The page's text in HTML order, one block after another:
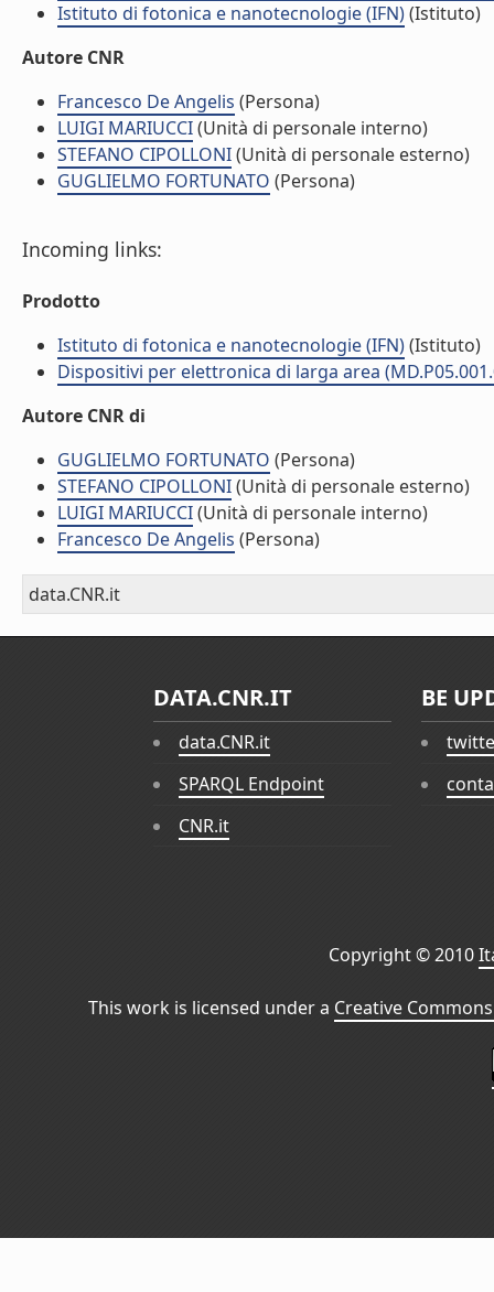
Istituto di fotonica e nanotecnologie (IFN)(Istituto)
Autore CNR
Francesco De Angelis (Persona)
LUIGI MARIUCCI(Unità di personale interno)
STEFANO CIPOLLONI(Unità di personale esterno)
GUGLIELMO FORTUNATO (Persona)
Incoming links:
Prodotto
Istituto di fotonica e nanotecnologie (IFN)(Istituto)
Dispositivi per elettronica di larga area
Autore CNR di
GUGLIELMO FORTUNATO (Persona)
STEFANO CIPOLLONI(Unità di personale esterno)
LUIGI MARIUCCI(Unità di personale interno)
Francesco De Angelis (Persona)
data.CNR.it
DATA.CNR.IT
data.CNR.it
SPARQL Endpoint
CNR.it
BE
Copyright © 2010
This work is licensed under a Creative